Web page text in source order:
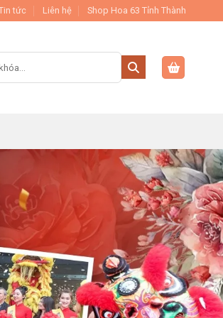
tức Liên hệ Shop Hoa 63 Tỉnh Thành